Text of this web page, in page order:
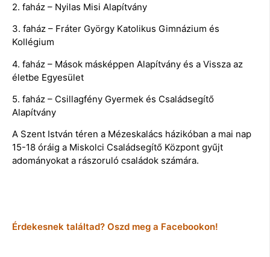
2. faház – Nyilas Misi Alapítvány
3. faház – Fráter György Katolikus Gimnázium és
Kollégium
4. faház – Mások másképpen Alapítvány és a Vissza az
életbe Egyesület
5. faház – Csillagfény Gyermek és Családsegítő
Alapítvány
A Szent István téren a Mézeskalács házikóban a mai nap
15-18 óráig a Miskolci Családsegítő Központ gyűjt
adományokat a rászoruló családok számára.
Érdekesnek találtad? Oszd meg a Facebookon!